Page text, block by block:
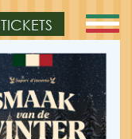
TICKETS